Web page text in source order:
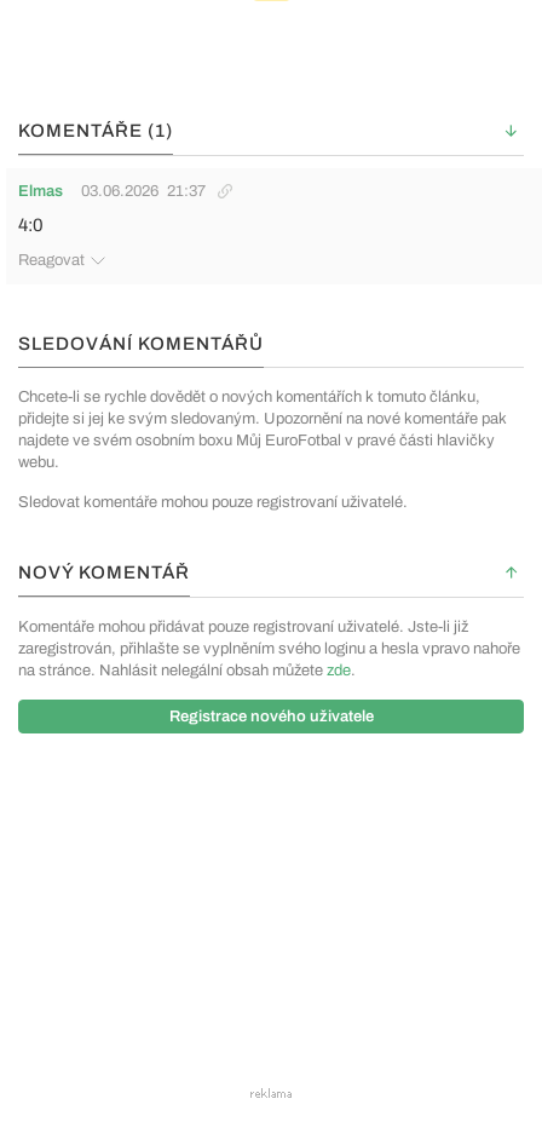
KOMENTÁŘE (1)
Elmas 03.06.2026 21:37
4:0
Reagovat
SLEDOVÁNÍ KOMENTÁŘŮ
Chcete-li se rychle dovědět o nových komentářích k tomuto článku,
přidejte si jej ke svým sledovaným. Upozornění na nové komentáře pak
najdete ve svém osobním boxu Můj EuroFotbal v pravé části hlavičky
webu.
Sledovat komentáře mohou pouze registrovaní uživatelé.
NOVÝ KOMENTÁŘ
Komentáře mohou přidávat pouze registrovaní uživatelé. Jste-li již
zaregistrován, přihlašte se vyplněním svého loginu a hesla vpravo nahoře
na stránce. Nahlásit nelegální obsah můžete zde.
Registrace nového uživatele